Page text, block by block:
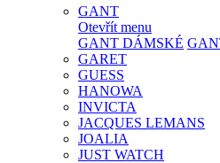
GANT
Otevřít menu
GANT DÁMSKÉ
GARET
GUESS
HANOWA
INVICTA
JACQUES LEMANS
JOALIA
JUST WATCH